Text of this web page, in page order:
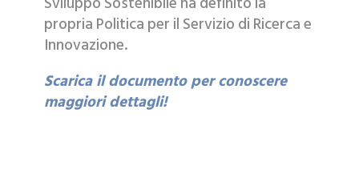
propria Politica per il Servizio di Ricerca e
Innovazione.
Scarica il documento per conoscere
maggiori dettagli!